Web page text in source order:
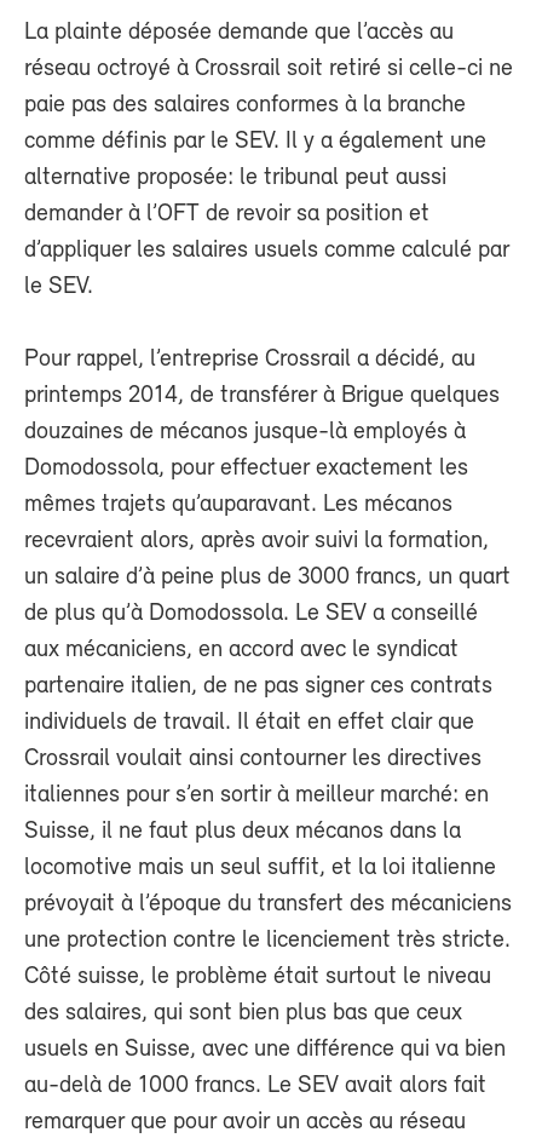
La plainte déposée demande que l’accès au
réseau octroyé à Crossrail soit retiré si celle-ci ne
paie pas des salaires conformes à la branche
comme définis par le SEV. Il y a également une
alternative proposée: le tribunal peut aussi
demander à l’OFT de revoir sa position et
d’appliquer les salaires usuels comme calculé par
le SEV.
Pour rappel, l’entreprise Crossrail a décidé, au
printemps 2014, de transférer à Brigue quelques
douzaines de mécanos jusque-là employés à
Domodossola, pour effectuer exactement les
mêmes trajets qu’auparavant. Les mécanos
recevraient alors, après avoir suivi la formation,
un salaire d’à peine plus de 3000 francs, un quart
de plus qu’à Domodossola. Le SEV a conseillé
aux mécaniciens, en accord avec le syndicat
partenaire italien, de ne pas signer ces contrats
individuels de travail. Il était en effet clair que
Crossrail voulait ainsi contourner les directives
italiennes pour s’en sortir à meilleur marché: en
Suisse, il ne faut plus deux mécanos dans la
locomotive mais un seul suffit, et la loi italienne
prévoyait à l’époque du transfert des mécaniciens
une protection contre le licenciement très stricte.
Côté suisse, le problème était surtout le niveau
des salaires, qui sont bien plus bas que ceux
usuels en Suisse, avec une différence qui va bien
au-delà de 1000 francs. Le SEV avait alors fait
remarquer que pour avoir un accès au réseau